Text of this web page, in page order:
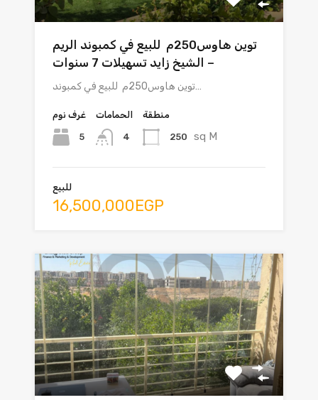
توين هاوس250م للبيع في كمبوند الريم
– الشيخ زايد تسهيلات 7 سنوات
توين هاوس250م للبيع في كمبوند…
غرف نوم
5
الحمامات
4
منطقة
250 sq M
للبيع
16,500,000EGP